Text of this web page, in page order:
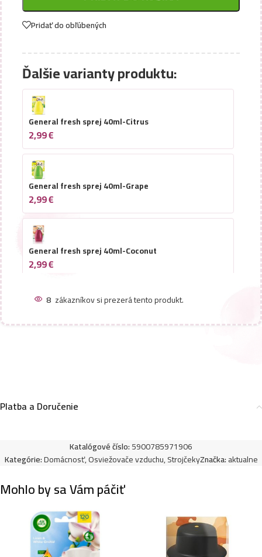
Pridať do obľúbených
Ďalšie varianty produktu:
General fresh sprej 40ml-Citrus
2,99€
General fresh sprej 40ml-Grape
2,99€
General fresh sprej 40ml-Coconut
2,99€
2,99€
8 zákazníkov si prezerá tento produkt.
Platba a Doručenie
Katalógové číslo:5900785971906
Kategórie:Domácnosť,Osviežovače vzduchu,StrojčekyZnačka:aktualne
Mohlo by sa Vám páčiť